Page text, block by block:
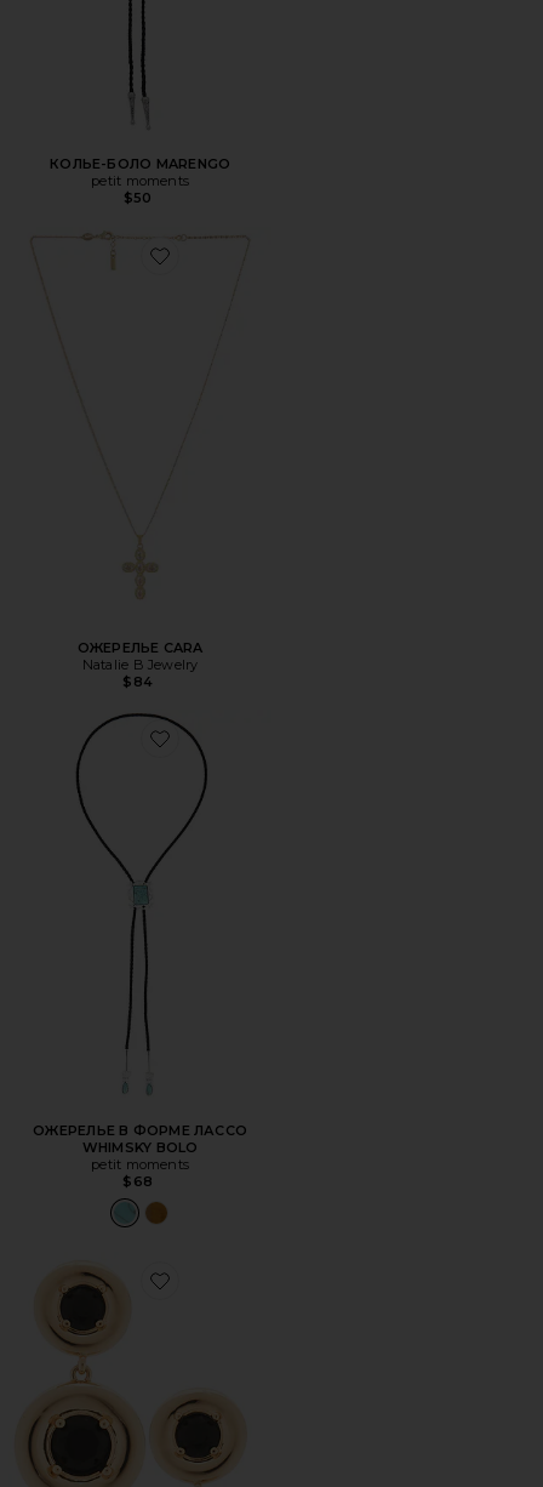
КОЛЬЕ-БОЛО MARENGO
petit moments
$50
Favorite ОЖЕРЕЛЬЕ CARA
ОЖЕРЕЛЬЕ CARA
Natalie B Jewelry
$84
Favorite ОЖЕРЕЛЬЕ В ФОРМЕ ЛАССО WHIMSKY BOLO
ОЖЕРЕЛЬЕ В ФОРМЕ ЛАССО
WHIMSKY BOLO
petit moments
$68
Favorite ПОДВЕСНЫЕ СЕРЬГИ GYPSY-SET CRYSTAL